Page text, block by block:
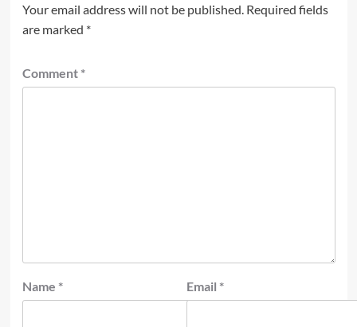
Your email address will not be published. Required fields
are marked *
Comment *
Name * Email *